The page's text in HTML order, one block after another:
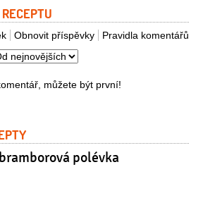
Pravidla komentářů
Obnovit příspěvky
můžete být první!
polévka